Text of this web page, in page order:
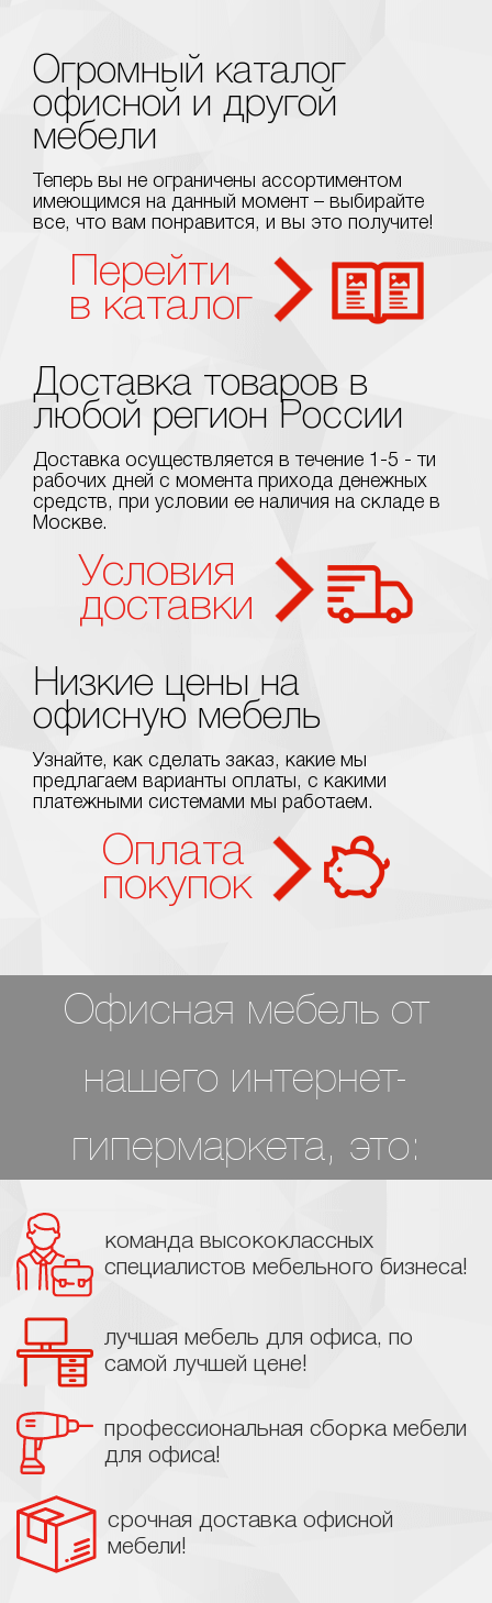
Огромный каталог
офисной и другой
мебели
Теперь вы не ограничены ассортиментом
имеющимся на данный момент – выбирайте
все, что вам понравится, и вы это получите!
Перейти
в каталог
Доставка товаров в
любой регион России
Доставка осуществляется в течение 1-5 - ти
рабочих дней с момента прихода денежных
средств, при условии ее наличия на складе в
Москве.
Условия
доставки
Низкие цены на
офисную мебель
Узнайте, как сделать заказ, какие мы
предлагаем варианты оплаты, с какими
платежными системами мы работаем.
Оплата
покупок
Офисная мебель от
нашего интернет-
гипермаркета, это:
команда высококлассных
специалистов мебельного бизнеса!
лучшая мебель для офиса, по
самой лучшей цене!
профессиональная сборка мебели
для офиса!
срочная доставка офисной
мебели!